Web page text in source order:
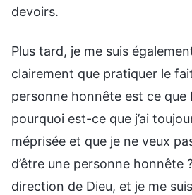
devoirs.
Plus tard, je me suis
clairement que pratiquer le
personne honnête est ce que
pourquoi est-ce que j’ai
méprisée et que je ne veux
d’être une personne honnête
direction de Dieu, et je me